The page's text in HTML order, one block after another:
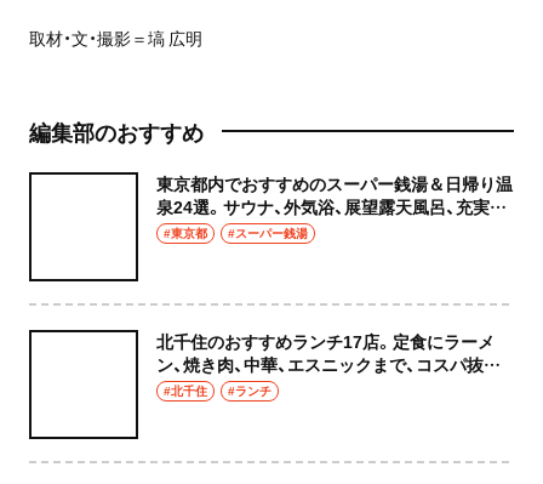
取材・文・撮影＝塙 広明
編集部のおすすめ
東京都内でおすすめのスーパー銭湯＆日帰り温
泉24選。サウナ、外気浴、展望露天風呂、充実の
癒やし空間へ
#東京都 #スーパー銭湯
北千住のおすすめランチ17店。定食にラーメ
ン、焼き肉、中華、エスニックまで、コスパ抜群
な店もおしゃれな店も網羅してご紹介！
#北千住 #ランチ